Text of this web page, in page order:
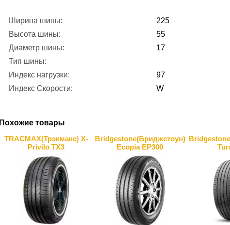
Ширина шины:
225
Высота шины:
55
Диаметр шины:
17
Тип шины:
Индекс нагрузки:
97
Индекс Скорости:
W
Похожие товары
TRACMAX(Трэкмакс) X-
Privilo TX3
Bridgestone(Бриджстоун)
Ecopia EP300